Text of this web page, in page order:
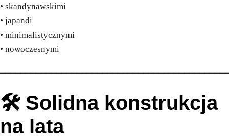
• skandynawskimi
• japandi
• minimalistycznymi
• nowoczesnymi
🛠️ Solidna konstrukcja
na lata